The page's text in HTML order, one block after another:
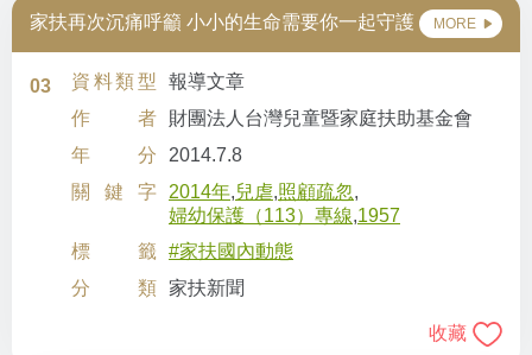
家扶再次沉痛呼籲 小小的生命需要你一起守護 MORE
03 資料類型
報導文章
作者
財團法人台灣兒童暨家庭扶助基金會
年分
2014.7.8
關鍵字
2014年,兒虐,照顧疏忽,
婦幼保護（113）專線,1957
標籤
#家扶國內動態
分類 家扶新聞
收藏